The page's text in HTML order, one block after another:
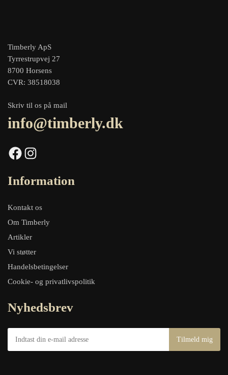
Timberly ApS
Tyrrestrupvej 27
8700 Horsens
CVR: 38518038
Skriv til os på mail
info@timberly.dk
Facebook Instagram
Information
Kontakt os
Om Timberly
Artikler
Vi støtter
Handelsbetingelser
Cookie- og privatlivspolitik
Nyhedsbrev